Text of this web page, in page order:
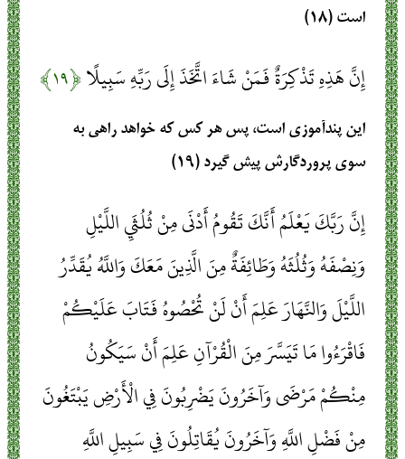
است‏ (۱۸)
إِنَّ هَذِهِ تَذْكِرَةٌ فَمَنْ شَاءَ اتَّخَذَ إِلَى رَبِّهِ سَبِيلًا﴿۱۹﴾
اين پندآموزى است، پس هر كس كه خواهد راهى به
سوى پروردگارش پيش گيرد (۱۹)
إِنَّ رَبَّكَ يَعْلَمُ أَنَّكَ تَقُومُ أَدْنَى مِنْ ثُلُثَيِ اللَّيْلِ
وَنِصْفَهُ وَثُلُثَهُ وَطَائِفَةٌ مِنَ الَّذِينَ مَعَكَ وَاللَّهُ يُقَدِّرُ
اللَّيْلَ وَالنَّهَارَ عَلِمَ أَنْ لَنْ تُحْصُوهُ فَتَابَ عَلَيْكُمْ
فَاقْرَءُوا مَا تَيَسَّرَ مِنَ الْقُرْآنِ عَلِمَ أَنْ سَيَكُونُ
مِنْكُمْ مَرْضَى وَآخَرُونَ يَضْرِبُونَ فِي الْأَرْضِ يَبْتَغُونَ
مِنْ فَضْلِ اللَّهِ وَآخَرُونَ يُقَاتِلُونَ فِي سَبِيلِ اللَّهِ